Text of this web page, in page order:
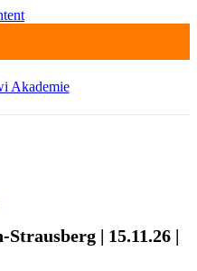
| 15.11.26 |